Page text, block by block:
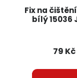
Fix na
bílý 15036
79 Kč